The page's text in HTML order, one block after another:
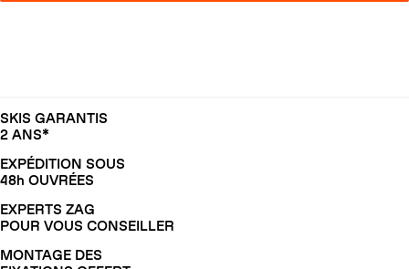
SKIS GARANTIS
2 ANS*
EXPÉDITION SOUS
48h OUVRÉES
EXPERTS ZAG
POUR VOUS CONSEILLER
MONTAGE DES